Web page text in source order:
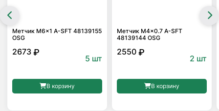
Метчик M6x1 A-SFT 48139155
OSG
2673 ₽
5 шт
В корзину
Метчик M4x0.7 A-SFT
48139144 OSG
2550 ₽
2 шт
В корзину